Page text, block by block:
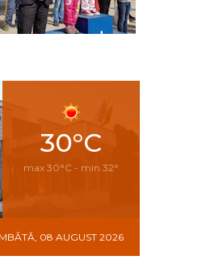
30°C
max 30°C - min 32°
08 AUGUST 2026